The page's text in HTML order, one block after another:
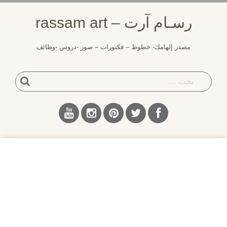
رسـام آرت – rassam art
مصدر إلهامك- خطوط – فكتورات – صور -دروس -وظائف